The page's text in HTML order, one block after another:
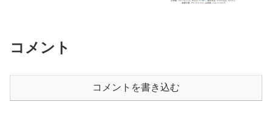
コメント
コメントを書き込む